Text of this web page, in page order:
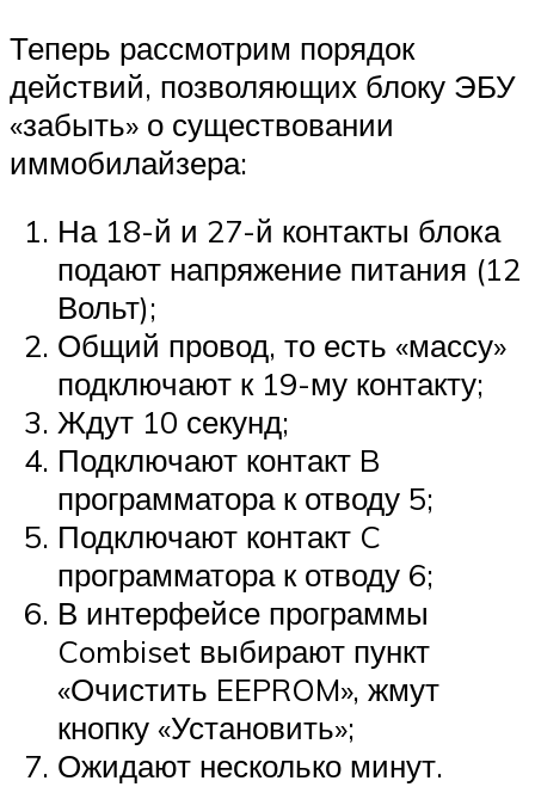
Теперь рассмотрим порядок
действий, позволяющих блоку ЭБУ
«забыть» о существовании
иммобилайзера:
На 18-й и 27-й контакты блока
подают напряжение питания (12
Вольт);
Общий провод, то есть «массу»
подключают к 19-му контакту;
Ждут 10 секунд;
Подключают контакт B
программатора к отводу 5;
Подключают контакт C
программатора к отводу 6;
В интерфейсе программы
Combiset выбирают пункт
«Очистить EEPROM», жмут
кнопку «Установить»;
Ожидают несколько минут.